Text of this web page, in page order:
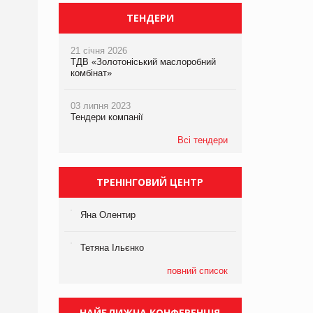
ТЕНДЕРИ
21 січня 2026
ТДВ «Золотоніський маслоробний
комбінат»
03 липня 2023
Тендери компанії
Всі тендери
ТРЕНІНГОВИЙ ЦЕНТР
Яна Олентир
Тетяна Ільєнко
повний список